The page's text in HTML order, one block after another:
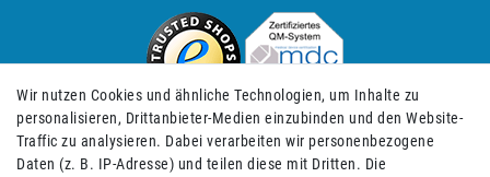
Wir nutzen Cookies und ähnliche Technologien, um Inhalte zu
personalisieren, Drittanbieter-Medien einzubinden und den Website-
Traffic zu analysieren. Dabei verarbeiten wir personenbezogene
Daten (z. B. IP-Adresse) und teilen diese mit Dritten. Die